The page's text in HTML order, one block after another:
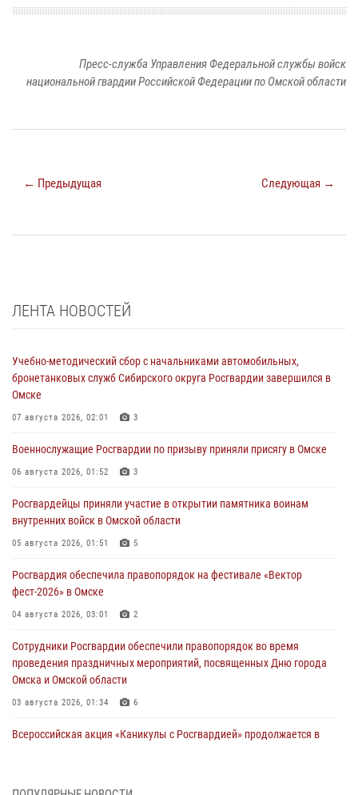
Пресс-служба Управления Федеральной службы войск
национальной гвардии Российской Федерации по Омской области
← Предыдущая Следующая →
ЛЕНТА НОВОСТЕЙ
Учебно-методический сбор с начальниками автомобильных,
бронетанковых служб Сибирского округа Росгвардии завершился в
Омске
07 августа 2026, 02:01 3
Военнослужащие Росгвардии по призыву приняли присягу в Омске
06 августа 2026, 01:52 3
Росгвардейцы приняли участие в открытии памятника воинам
внутренних войск в Омской области
05 августа 2026, 01:51 5
Росгвардия обеспечила правопорядок на фестивале «Вектор
фест-2026» в Омске
04 августа 2026, 03:01 2
Сотрудники Росгвардии обеспечили правопорядок во время
проведения праздничных мероприятий, посвященных Дню города
Омска и Омской области
03 августа 2026, 01:34 6
Всероссийская акция «Каникулы с Росгвардией» продолжается в